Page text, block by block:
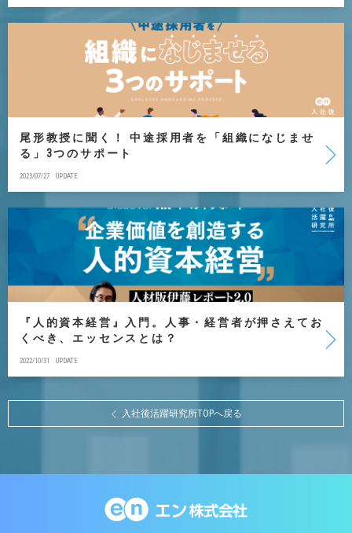
尾形教授に聞く！ 中途採用者を「組織になじませ
る」3つのサポート
2023/07/27 UPDATE
『人的資本経営』入門。人事・経営者が押さえてお
くべき、エッセンスとは？
2022/10/31 UPDATE
入社後活躍研究所TOPへ戻る